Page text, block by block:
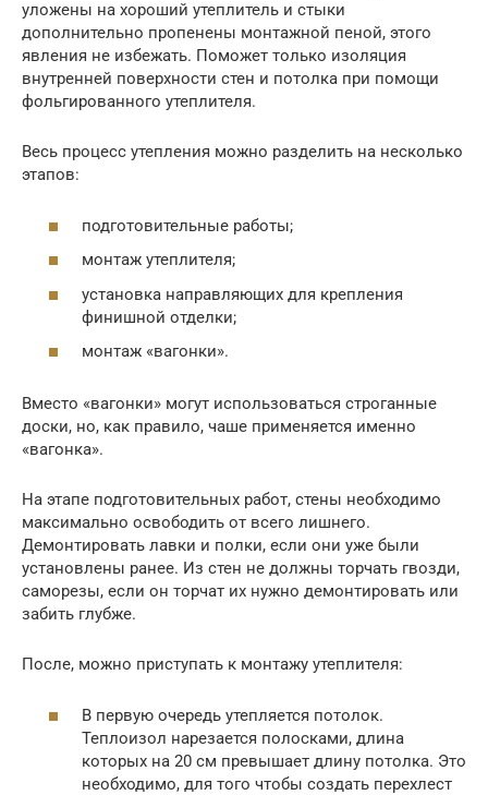
уложены на хороший утеплитель и стыки
дополнительно пропенены монтажной пеной, этого
явления не избежать. Поможет только изоляция
внутренней поверхности стен и потолка при помощи
фольгированного утеплителя.
Весь процесс утепления можно разделить на несколько
этапов:
подготовительные работы;
монтаж утеплителя;
установка направляющих для крепления
финишной отделки;
монтаж «вагонки».
Вместо «вагонки» могут использоваться строганные
доски, но, как правило, чаше применяется именно
«вагонка».
На этапе подготовительных работ, стены необходимо
максимально освободить от всего лишнего.
Демонтировать лавки и полки, если они уже были
установлены ранее. Из стен не должны торчать гвозди,
саморезы, если он торчат их нужно демонтировать или
забить глубже.
После, можно приступать к монтажу утеплителя:
В первую очередь утепляется потолок.
Теплоизол нарезается полосками, длина
которых на 20 см превышает длину потолка. Это
необходимо, для того чтобы создать перехлест